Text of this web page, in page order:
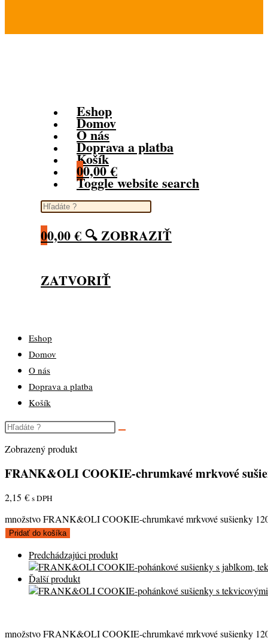
Eshop
Domov
O nás
Doprava a platba
Košík
00,00€
Toggle website search
00,00€ 🔍 ZOBRAZIŤ
ZATVORIŤ
Eshop
Domov
O nás
Doprava a platba
Košík
Zobrazený produkt
FRANK&OLI COOKIE-chrumkavé mrkvové
2,15 € s DPH
množstvo FRANK&OLI COOKIE-chrumkavé mrkvové sušienky
Pridať do košíka
Predchádzajúci produkt
Ďalší produkt
množstvo FRANK&OLI COOKIE-chrumkavé mrkvové sušienky